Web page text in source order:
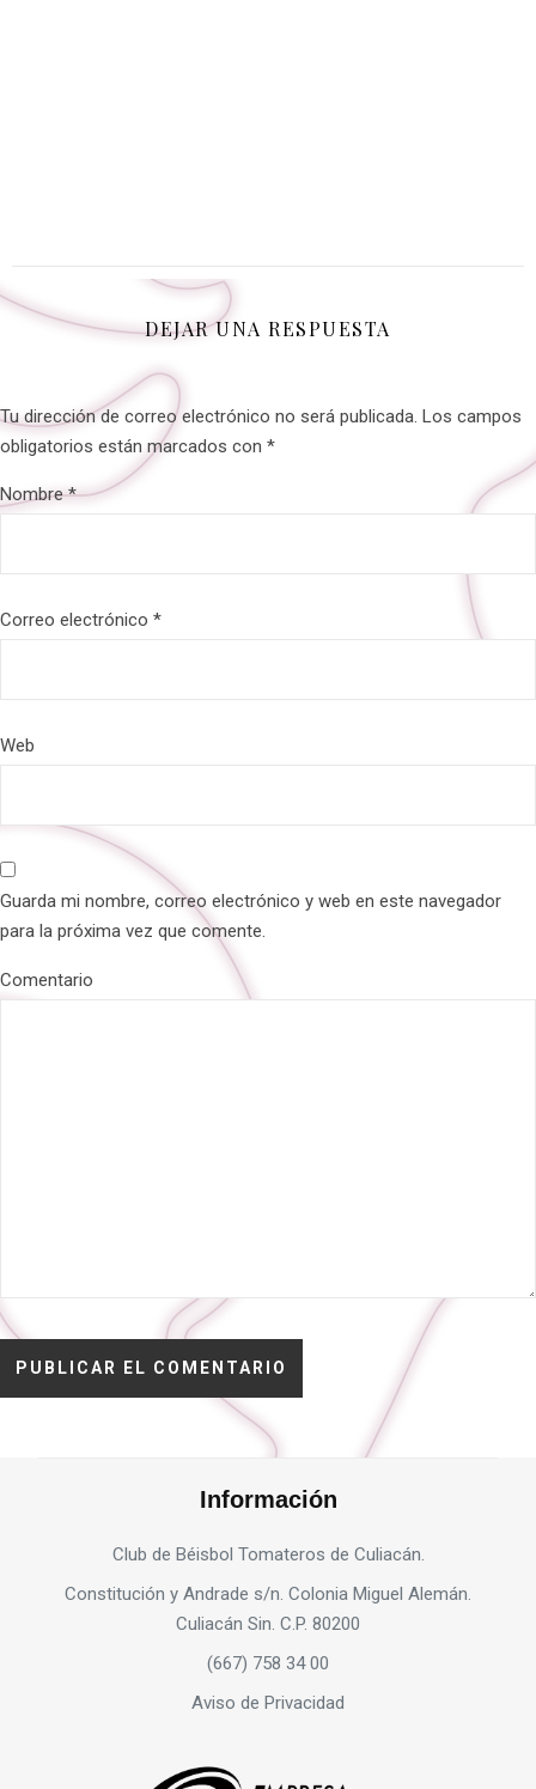
DEJAR UNA RESPUESTA
Tu dirección de correo electrónico no será publicada. Los campos
obligatorios están marcados con *
Nombre*
Correo electrónico *
Web
Guarda mi nombre, correo electrónico y web en este navegador
para la próxima vez que comente.
Comentario
Información
Club de Béisbol Tomateros de Culiacán.
Constitución y Andrade s/n. Colonia Miguel Alemán.
Culiacán Sin. C.P. 80200
(667) 758 34 00
Aviso de Privacidad